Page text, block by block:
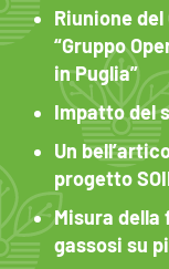
Riunione
“Gruppo
in Puglia”
Impatto del
Un
progetto
Misura
gassosi su